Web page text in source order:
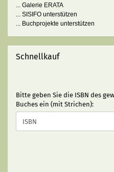
... Galerie ERATA
... SISIFO unterstützen
... Buchprojekte unterstützen
Schnellkauf
BITTE
GEBEN
SIE
DIE
ISBN
Bitte geben Sie die ISBN des
Buches ein (mit Strichen):